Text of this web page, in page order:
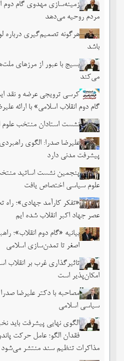
زمینه‌سازی مهدوی گام دوم
مردم روحیه می‌دهد
باشد
بسیج با عبور از مرزهای
می‌کند
کرسی ترویجی عرضه و نقد
گام دوم انقلاب اسلامی» با ارائه
نشست استادان منتخب علوم
علیرضا صدرا: الگوی
پیشرفت مدنی دارد
پنجمین نشست اساتید
علوم سیاسی اختصاص یافت
«تفکر کارآمد جهادی»؛ راه
عصر جهاد اکبر انقلاب شده ایم
بیانیه «گام دوم انقلاب»؛
اصغر تا تمدن‌سازی اسلامی
تاثیرگذاری غرب بر انقلاب
امکان‌پذیر است
مصاحبه با دکتر علیرضا
سیاسی اسلامی
الگوی نهایی پیشرفت باید
فقدان الگو؛ عامل حرکت
مذاکرات تنظیم سند منتشر می‌شود